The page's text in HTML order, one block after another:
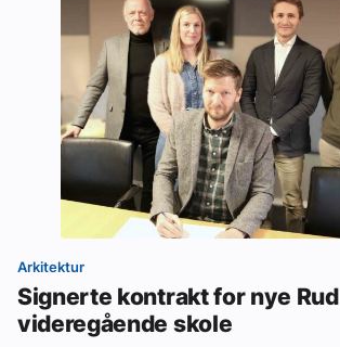
Arkitektur
Signerte kontrakt for nye Rud
videregående skole